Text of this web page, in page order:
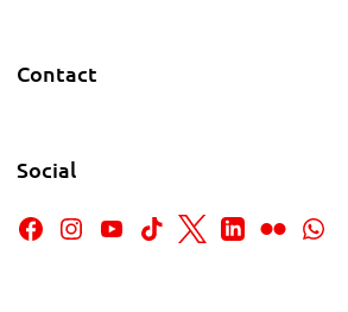
Contact
Social